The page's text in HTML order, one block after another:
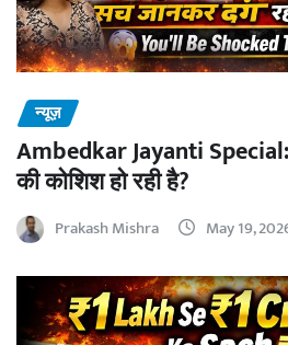
न्यूज़
Ambedkar Jayanti Special:
की कोशिश हो रही है?
Prakash Mishra May 19,